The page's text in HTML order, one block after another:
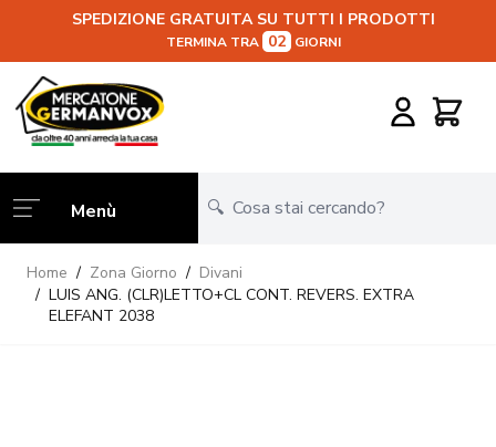
SPEDIZIONE GRATUITA SU TUTTI I PRODOTTI
TERMINA TRA 02 GIORNI
Salta al contenuto
Carrello
Menù
Home / Zona Giorno / Divani
/ LUIS ANG. (CLR)LETTO+CL CONT. REVERS. EXTRA
ELEFANT 2038